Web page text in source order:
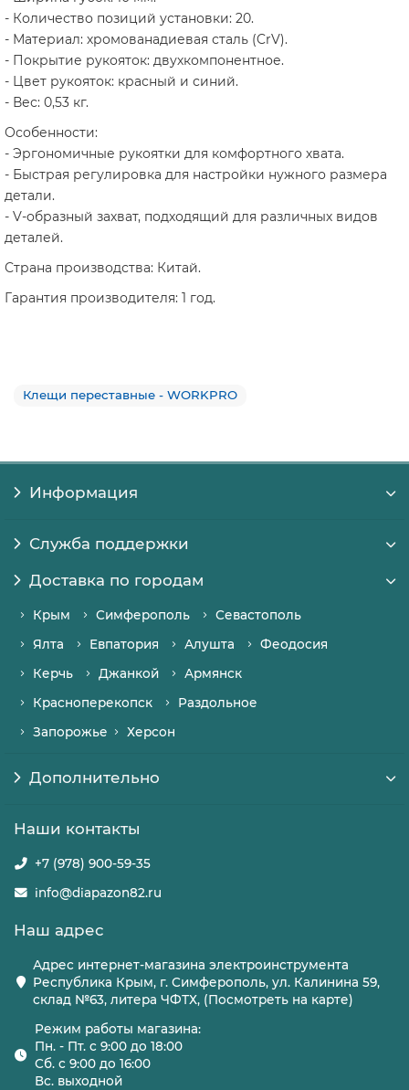
- Количество позиций установки: 20.
- Материал: хромованадиевая сталь (CrV).
- Покрытие рукояток: двухкомпонентное.
- Цвет рукояток: красный и синий.
- Вес: 0,53 кг.
Особенности:
- Эргономичные рукоятки для комфортного хвата.
- Быстрая регулировка для настройки нужного размера
детали.
- V-образный захват, подходящий для различных видов
деталей.
Страна производства: Китай.
Гарантия производителя: 1 год.
Клещи переставные - WORKPRO
Информация
Служба поддержки
Доставка по городам
Крым Симферополь
Севастополь
Ялта
Евпатория Алушта
Феодосия
Керчь
Джанкой
Армянск
Красноперекопск
Раздольное
Запорожье
Херсон
Дополнительно
Наши контакты
+7 (978) 900-59-35
info@diapazon82.ru
Наш адрес
Адрес интернет-магазина электроинструмента
Республика Крым, г. Симферополь, ул. Калинина 59,
склад №63, литера ЧФТХ, (Посмотреть на карте)
Режим работы магазина:
Пн. - Пт. с 9:00 до 18:00
Сб. с 9:00 до 16:00
Вс. выходной